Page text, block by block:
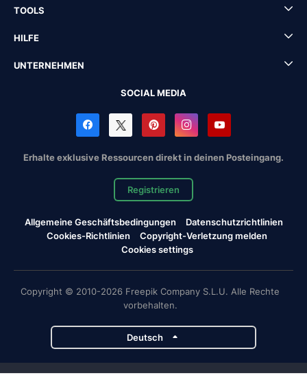
TOOLS
HILFE
UNTERNEHMEN
SOCIAL MEDIA
Erhalte exklusive Ressourcen direkt in deinen Posteingang.
Registrieren
Allgemeine Geschäftsbedingungen
Datenschutzrichtlinien
Cookies-Richtlinien
Copyright-Verletzung melden
Cookies settings
Copyright © 2010-2026 Freepik Company S.L.U. Alle Rechte
vorbehalten.
Deutsch